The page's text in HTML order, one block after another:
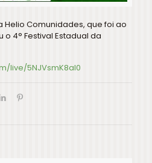
Comunidades, que foi ao
4° Festival Estadual da
live/5NJVsmK8aI0